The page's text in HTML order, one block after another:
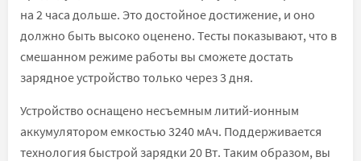
на 2 часа дольше. Это достойное достижение, и оно
должно быть высоко оценено. Тесты показывают, что в
смешанном режиме работы вы сможете достать
зарядное устройство только через 3 дня.
Устройство оснащено несъемным литий-ионным
аккумулятором емкостью 3240 мАч. Поддерживается
технология быстрой зарядки 20 Вт. Таким образом, вы